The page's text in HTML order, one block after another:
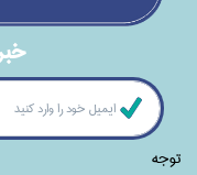
توجه